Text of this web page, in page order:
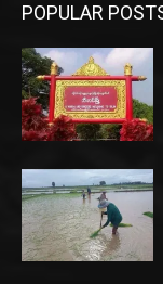
POPULAR